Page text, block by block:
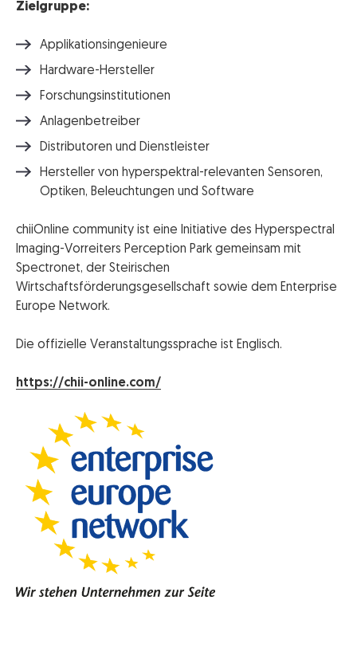
Zielgruppe:
Applikationsingenieure
Hardware-Hersteller
Forschungsinstitutionen
Anlagenbetreiber
Distributoren und Dienstleister
Hersteller von hyperspektral-relevanten Sensoren,
Optiken, Beleuchtungen und Software
chiiOnline community ist eine Initiative des Hyperspectral
Imaging-Vorreiters Perception Park gemeinsam mit
Spectronet, der Steirischen
Wirtschaftsförderungsgesellschaft sowie dem Enterprise
Europe Network.
Die offizielle Veranstaltungssprache ist Englisch.
https://chii-online.com/